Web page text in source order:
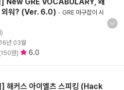
외워? (Ver. 6.0) - GRE 마구잡이 시
년 03월
원) 6.0
해커스 아이엘츠 스피킹 (Hack